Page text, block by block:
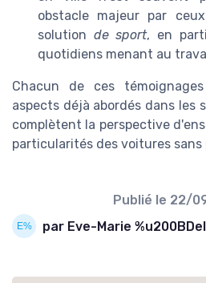
obstacle majeur par
solution de sport, en
quotidiens menant au
Chacun de ces
aspects déjà abordés dans les
complètent la perspective
particularités des voitures sans
Publié le 22/
par Eve-Marie